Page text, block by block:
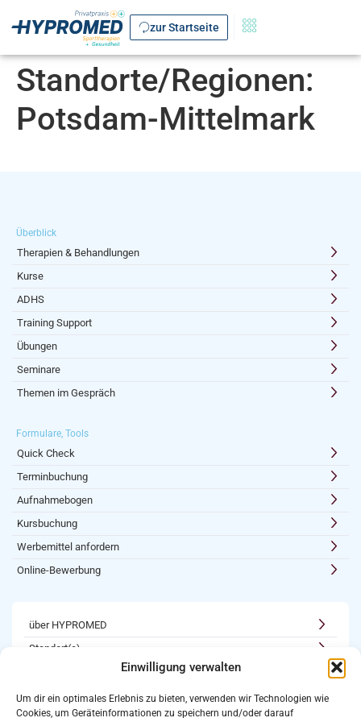
Einwilligung verwalten
Um dir ein optimales Erlebnis zu bieten, verwenden wir Technologien wie
Cookies, um Geräteinformationen zu speichern und/oder darauf
zur Startseite
Standorte/Regionen:
Potsdam-Mittelmark
Überblick
Therapien & Behandlungen
Kurse
ADHS
Training Support
Übungen
Seminare
Themen im Gespräch
Formulare, Tools
Quick Check
Terminbuchung
Aufnahmebogen
Kursbuchung
Werbemittel anfordern
Online-Bewerbung
über HYPROMED
Standort(e)
Karriere
Newsletter